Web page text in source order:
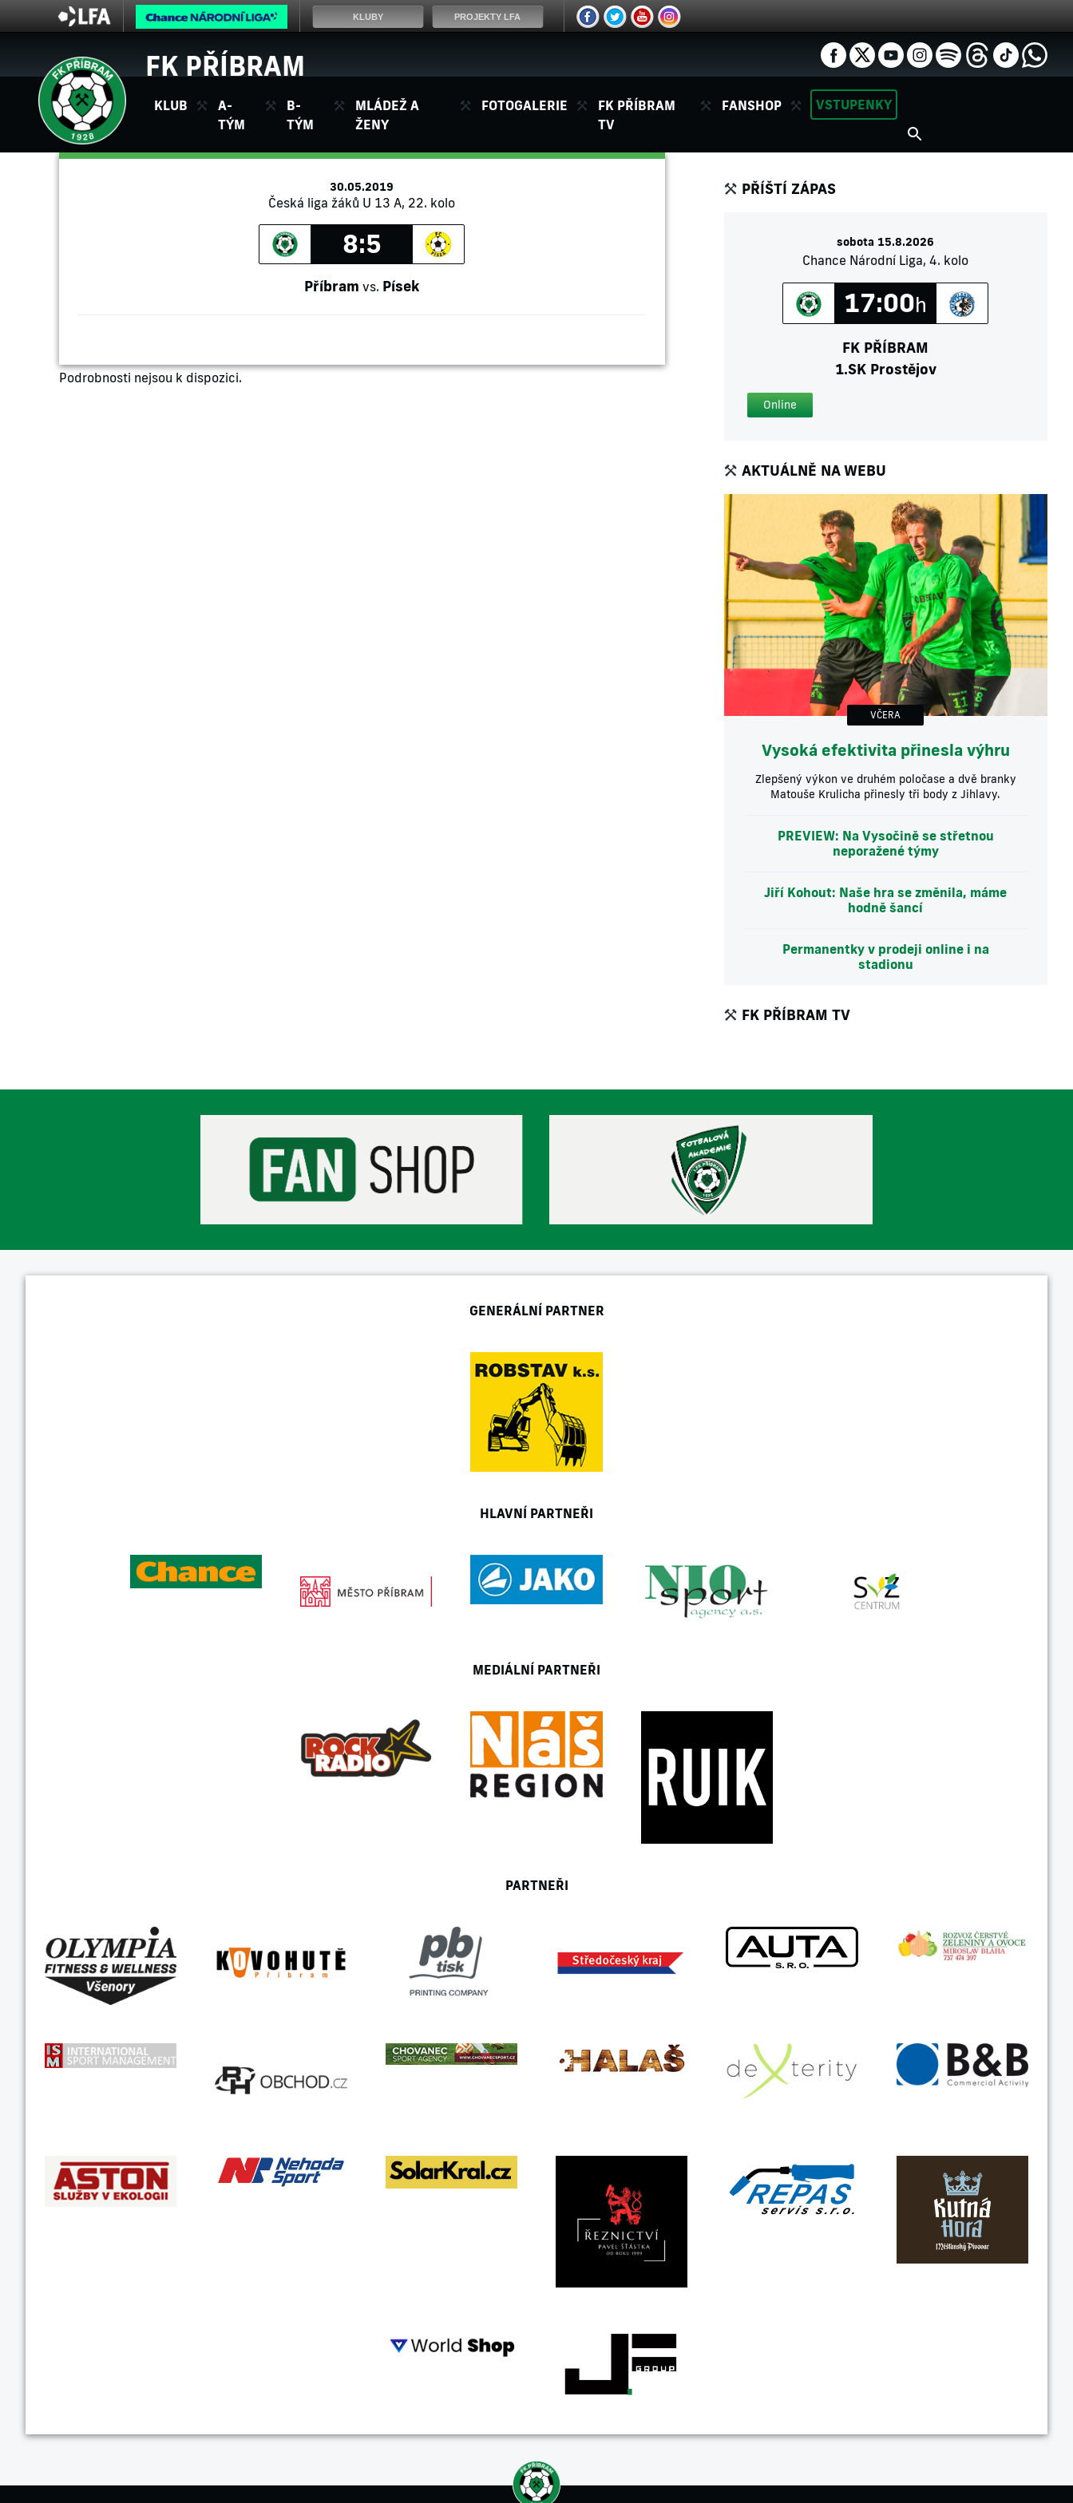
FK PŘÍBRAM
KLUB
A-
TÝM
B-
TÝM
MLÁDEŽ A
ŽENY
FOTOGALERIE
FK PŘÍBRAM
TV
FANSHOP VSTUPENKY
30.05.2019
Česká liga žáků U 13 A, 22. kolo
8:5
Příbram vs. Písek
Podrobnosti nejsou k dispozici.
PŘÍŠTÍ ZÁPAS
sobota 15.8.2026
Chance Národní Liga, 4. kolo
17:00h
FK PŘÍBRAM
1.SK Prostějov
Online
AKTUÁLNĚ NA WEBU
VČERA
Vysoká efektivita přinesla výhru
Zlepšený výkon ve druhém poločase a dvě branky
Matouše Krulicha přinesly tři body z Jihlavy.
PREVIEW: Na Vysočině se střetnou
neporažené týmy
Jiří Kohout: Naše hra se změnila, máme
hodně šancí
Permanentky v prodeji online i na
stadionu
FK PŘÍBRAM TV
GENERÁLNÍ PARTNER
HLAVNÍ PARTNEŘI
MEDIÁLNÍ PARTNEŘI
PARTNEŘI
KLUBY PROJEKTY LFA